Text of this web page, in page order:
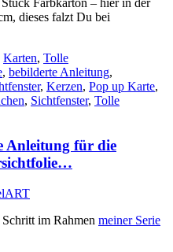
Farbkarton – hier in der
dieses falzt Du bei
Karten, Tolle
, bebilderte Anleitung,
, Kerzen, Pop up Karte,
, Sichtfenster, Tolle
Anleitung für die
im Rahmen meiner Serie